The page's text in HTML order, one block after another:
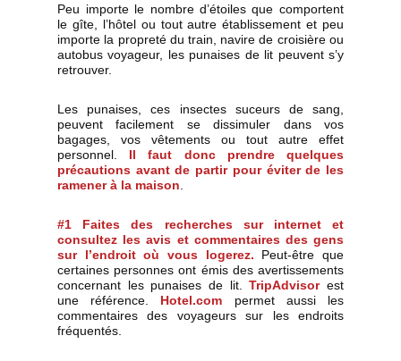
Peu importe le nombre d’étoiles que comportent
le gîte, l’hôtel ou tout autre établissement et peu
importe la propreté du train, navire de croisière ou
autobus voyageur, les punaises de lit peuvent s’y
retrouver.
Les punaises, ces insectes suceurs de sang,
peuvent facilement se dissimuler dans vos
bagages, vos vêtements ou tout autre effet
personnel. Il faut donc prendre quelques
précautions avant de partir pour éviter de les
ramener à la maison
#1 Faites des recherches sur internet et
consultez les avis et commentaires des gens
sur l’endroit où vous logerez. Peut-être que
certaines personnes ont émis des avertissements
concernant les punaises de lit.TripAdvisorest
une référence. Hotel.com permet aussi les
commentaires des voyageurs sur les endroits
fréquentés.